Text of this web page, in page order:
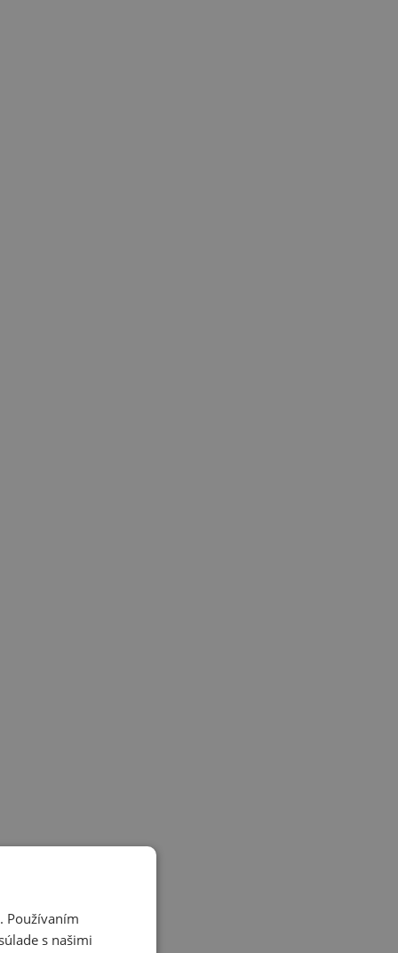
Používaním
s našimi